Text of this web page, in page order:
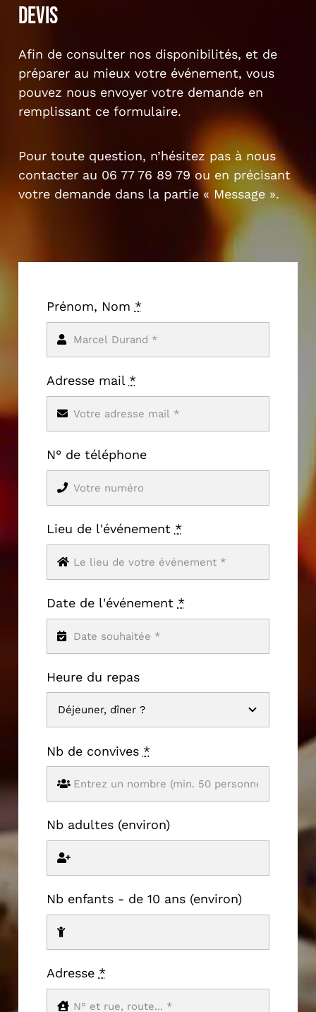
devis
Afin de consulter nos disponibilités, et de
préparer au mieux votre événement, vous
pouvez nous envoyer votre demande en
remplissant ce formulaire.
Pour toute question, n’hésitez pas à nous
contacter au 06 77 76 89 79 ou en précisant
votre demande dans la partie « Message ».
Prénom, Nom *
Adresse mail *
N° de téléphone
Lieu de l'événement *
Date de l'événement *
Heure du repas
Nb de convives *
Nb adultes (environ)
Nb enfants - de 10 ans (environ)
Adresse *